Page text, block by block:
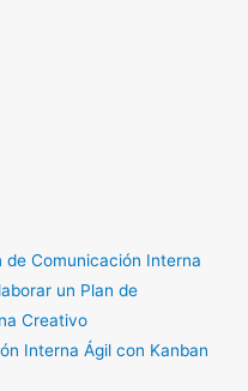
de Comunicación Interna
un Plan de
Creativo
Interna Ágil con Kanban